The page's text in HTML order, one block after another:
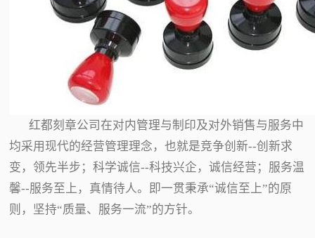
红都刻章公司在对内管理与制印及对外销售与服务中
均采用现代的经营管理理念，也就是竞争创新--创新求
变，领先半步；科学诚信--科技兴企，诚信经营；服务温
馨--服务至上，真情待人。即一贯秉承“诚信至上”的原
则，坚持“质量、服务一流”的方针。